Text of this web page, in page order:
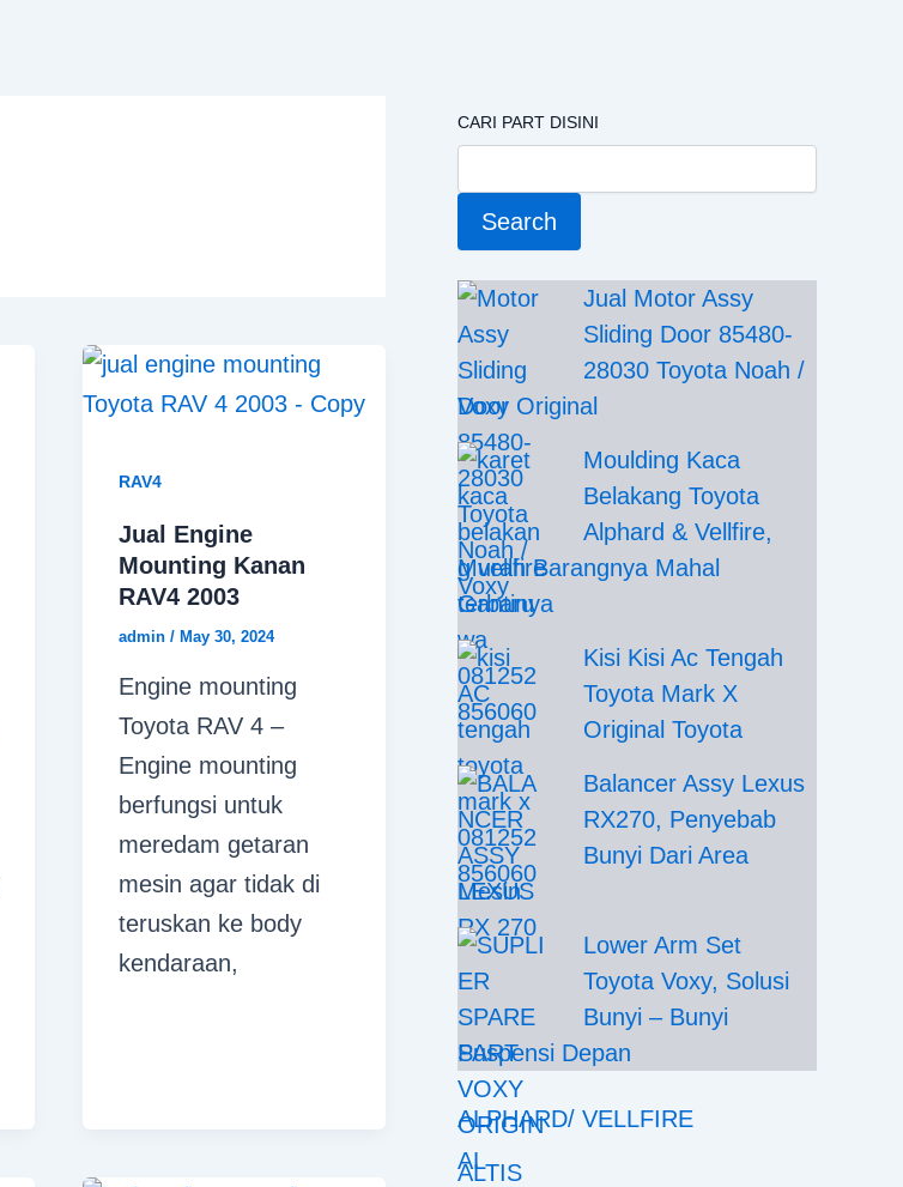
RAV4
Jual Engine
Mounting Kanan
RAV4 2003
admin / May 30, 2024
Engine mounting
Toyota RAV 4 –
Engine mounting
berfungsi untuk
meredam getaran
mesin agar tidak di
teruskan ke body
kendaraan,
CARI PART DISINI
Search
Jual Motor Assy
Sliding Door 85480-
28030 Toyota Noah /
Voxy Original
Moulding Kaca
Belakang Toyota
Alphard & Vellfire,
Murah Barangnya Mahal
Gantinya
Kisi Kisi Ac Tengah
Toyota Mark X
Original Toyota
Balancer Assy Lexus
RX270, Penyebab
Bunyi Dari Area
Mesin
Lower Arm Set
Toyota Voxy, Solusi
Bunyi – Bunyi
Suspensi Depan
ALPHARD/ VELLFIRE
ALTIS